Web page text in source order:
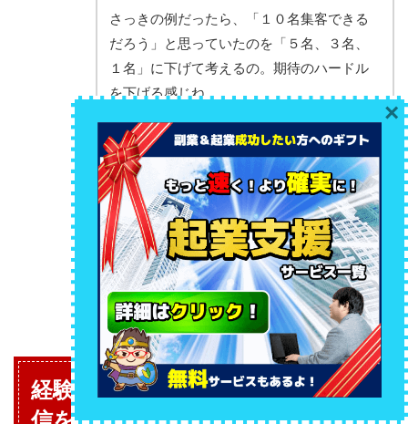
さっきの例だったら、「１０名集客できる
だろう」と思っていたのを「５名、３名、
１名」に下げて考えるの。期待のハードル
を下げる感じね。
１０名期待に対して３名より、５名期待に
対して３名の方が心のダメージは少ないで
しょ。
もし、３名期待したなら満足、１名期待な
ら期待以上に来たことになって大満足～♪に
なっちゃうわ。
経験や成長を実感できないから自
×